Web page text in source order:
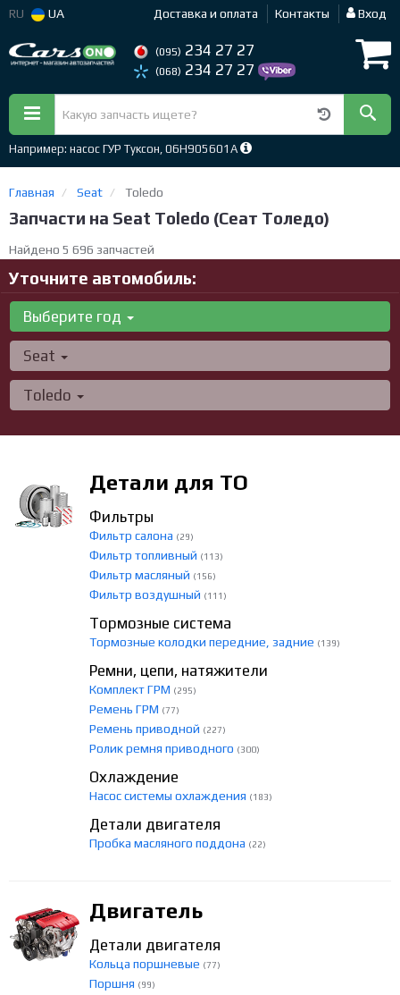
RU UA Доставка и оплата Контакты Вход
(095) 234 27 27
(068) 234 27 27
Например: насос ГУР Туксон, 06H905601A
Главная Seat Toledo
Запчасти на Seat Toledo (Сеат Толедо)
Найдено 5 696 запчастей
Уточните автомобиль:
Выберите год
Seat
Toledo
Детали для ТО
Фильтры
Фильтр салона (29)
Фильтр топливный (113)
Фильтр масляный (156)
Фильтр воздушный (111)
Тормозные система
Тормозные колодки передние, задние (139)
Ремни, цепи, натяжители
Комплект ГРМ (295)
Ремень ГРМ (77)
Ремень приводной (227)
Ролик ремня приводного (300)
Охлаждение
Насос системы охлаждения (183)
Детали двигателя
Пробка масляного поддона (22)
Двигатель
Детали двигателя
Кольца поршневые (77)
Поршня (99)